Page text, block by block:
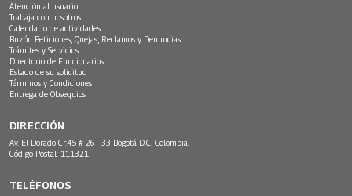
Atención al usuario
Trabaja con nosotros
Calendario de actividades
Buzón Peticiones, Quejas, Reclamos y Denuncias
Trámites y Servicios
Directorio de Funcionarios
Estado de su solicitud
Términos y Condiciones
Entrega de Obsequios
DIRECCIÓN
Av. El Dorado Cr.45 # 26 - 33 Bogotá D.C. Colombia.
Código Postal: 111321
TELÉFONOS